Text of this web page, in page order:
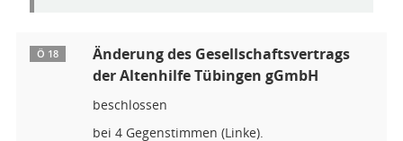
Ö 18
Änderung des Gesellschaftsvertrags
der Altenhilfe Tübingen gGmbH
beschlossen
bei 4 Gegenstimmen (Linke).